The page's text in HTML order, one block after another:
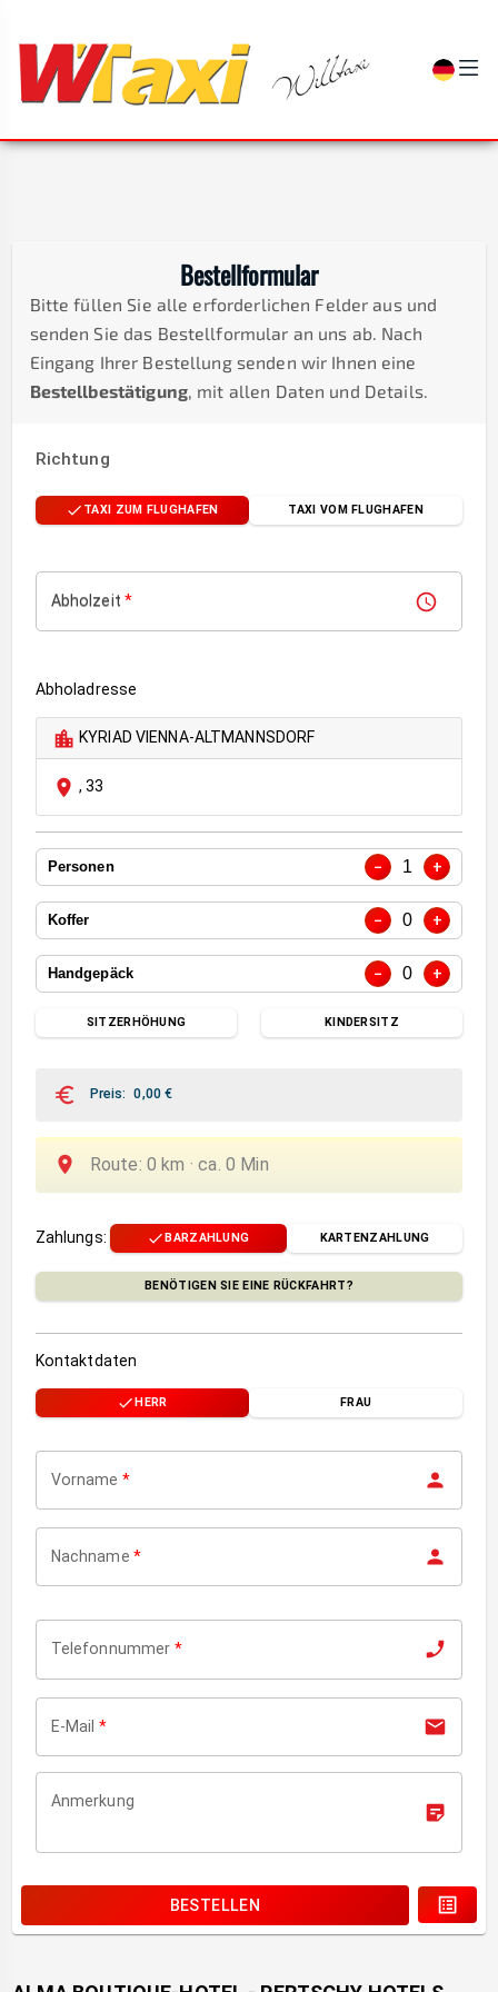
Bestellformular
Bitte füllen Sie alle erforderlichen Felder aus und
senden Sie das Bestellformular an uns ab. Nach
Eingang Ihrer Bestellung senden wir Ihnen eine
Bestellbestätigung, mit allen Daten und Details.
Richtung
TAXI ZUM FLUGHAFEN TAXI VOM FLUGHAFEN
Abholzeit *
Abholadresse
KYRIAD VIENNA-ALTMANNSDORF
,33
Personen − 1 +
Koffer − 0 +
Handgepäck − 0 +
SITZERHÖHUNG KINDERSITZ
Preis: 0,00€
Route: 0 km ·ca. 0 Min
Zahlungs: BARZAHLUNG KARTENZAHLUNG
BENÖTIGEN SIE EINE RÜCKFAHRT?
Kontaktdaten
HERR FRAU
Vorname *
Nachname *
Telefonnummer *
E-Mail *
Anmerkung
BESTELLEN